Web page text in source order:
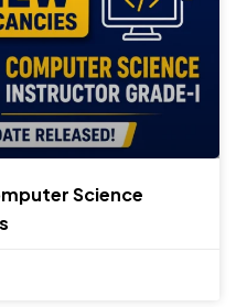
Science